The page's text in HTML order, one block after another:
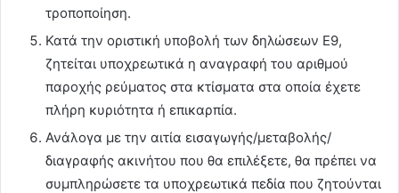
τροποποίηση.
Κατά την οριστική υποβολή των δηλώσεων Ε9,
ζητείται υποχρεωτικά η αναγραφή του αριθμού
παροχής ρεύματος στα κτίσματα στα οποία έχετε
πλήρη κυριότητα ή επικαρπία.
Ανάλογα με την αιτία εισαγωγής/μεταβολής/
διαγραφής ακινήτου που θα επιλέξετε, θα πρέπει να
συμπληρώσετε τα υποχρεωτικά πεδία που ζητούνται